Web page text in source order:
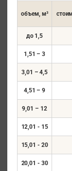
объем, м³
до 1,5
1,51 – 3
3,01 – 4,5
4,51 – 9
9,01 – 12
12,01 - 15
15,01 - 20
20,01 - 30